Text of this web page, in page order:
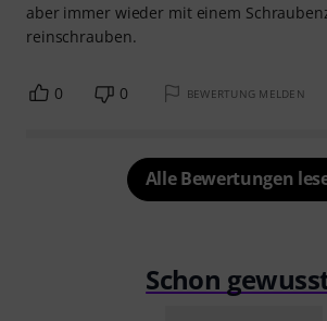
aber immer wieder mit einem
reinschrauben.
0 0 BEWERTUNG MELDEN
Alle Bewertungen
Schon